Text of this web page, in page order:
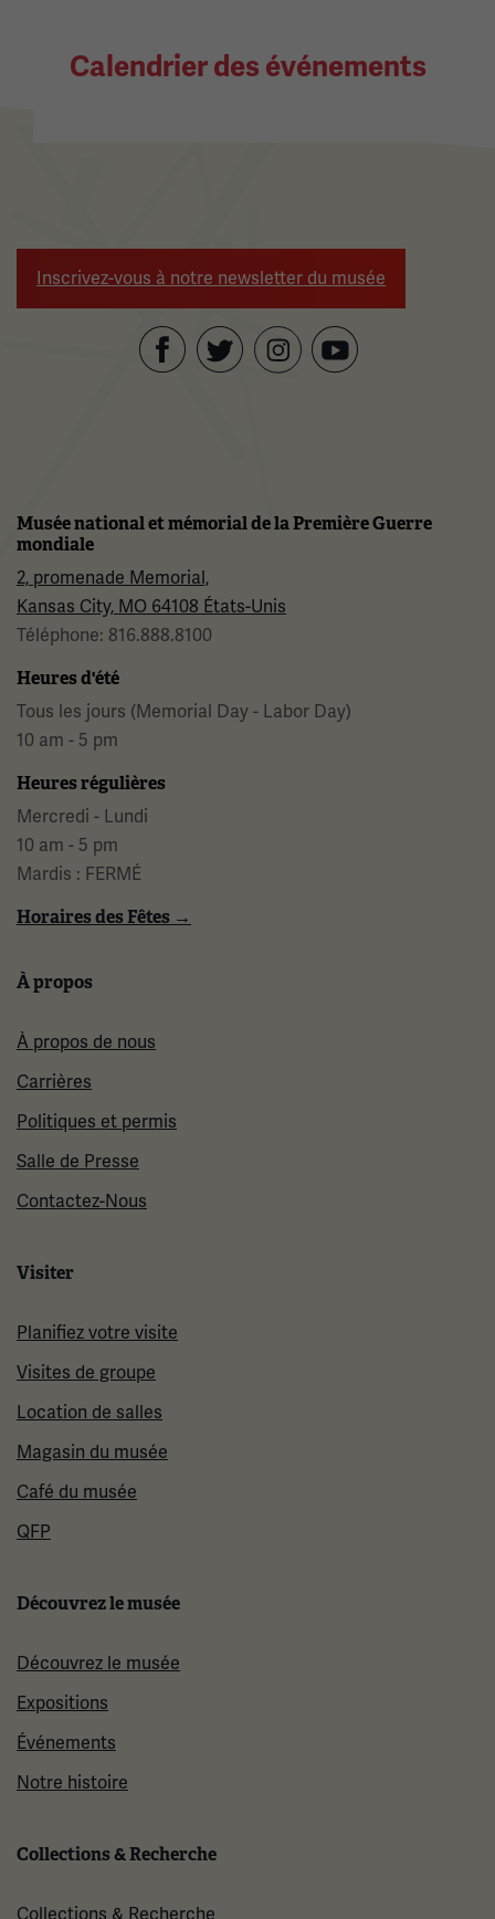
Calendrier des événements
Inscrivez-vous à notre newsletter du musée
Musée national et mémorial de la Première Guerre
mondiale
2, promenade Memorial,
Kansas City, MO 64108 États-Unis
Téléphone: 816.888.8100
Heures d'été
Tous les jours (Memorial Day - Labor Day)
10 am - 5 pm
Heures régulières
Mercredi - Lundi
10 am - 5 pm
Mardis : FERMÉ
Horaires des Fêtes →
À propos
À propos de nous
Carrières
Politiques et permis
Salle de Presse
Contactez-Nous
Visiter
Planifiez votre visite
Visites de groupe
Location de salles
Magasin du musée
Café du musée
QFP
Découvrez le musée
Découvrez le musée
Expositions
Événements
Notre histoire
Collections & Recherche
Collections & Recherche